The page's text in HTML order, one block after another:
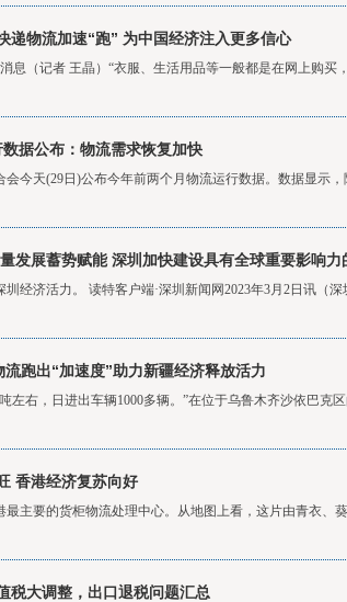
递物流加速“跑” 为中国经济注入更多信心
息（记者 王晶）“衣服、生活用品等一般都是在网上购买
据公布：物流需求恢复加快
会今天(29日)公布今年前两个月物流运行数据。数据显示
发展蓄势赋能 深圳加快建设具有全球重要影响力
经济活力。 读特客户端·深圳新闻网2023年3月2日讯（深
流跑出“加速度”助力新疆经济释放活力
左右，日进出车辆1000多辆。”在位于乌鲁木齐沙依巴
香港经济复苏向好
最主要的货柜物流处理中心。从地图上看，这片由青衣、
税大调整，出口退税问题汇总